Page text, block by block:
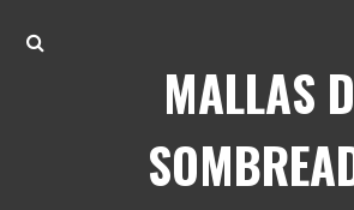
MALLAS